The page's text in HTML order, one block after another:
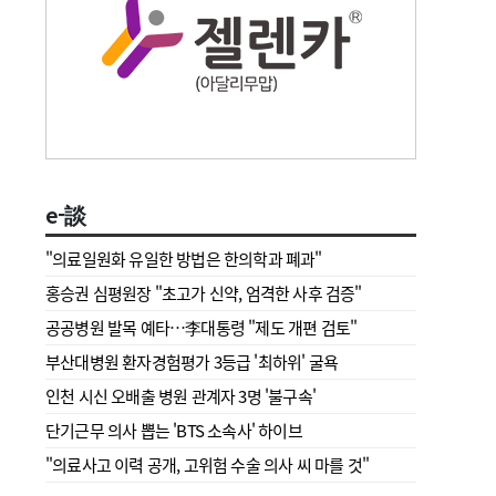
e-談
"의료일원화 유일한 방법은 한의학과 폐과"
홍승권 심평원장 " 초고가 신약, 엄격한 사후 검증"
공공병원 발목 예타…李대통령 "제도 개편 검토"
부산대병원 환자경험평가 3등급 '최하위' 굴욕
인천 시신 오배출 병원 관계자 3명 '불구속'
단기근무 의사 뽑는 'BTS 소속사' 하이브
"의료사고 이력 공개, 고위험 수술 의사 씨 마를 것"